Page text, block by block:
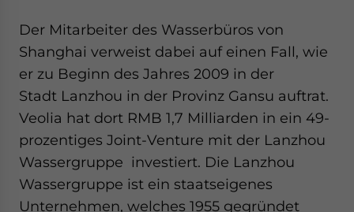
Der Mitarbeiter des Wasserbüros von
Shanghai verweist dabei auf einen Fall, wie
er zu Beginn des Jahres 2009 in der
Stadt Lanzhou in der Provinz Gansu auftrat.
Veolia hat dort RMB 1,7 Milliarden in ein 49-
prozentiges Joint-Venture mit der Lanzhou
Wassergruppe investiert. Die Lanzhou
Wassergruppe ist ein staatseigenes
Unternehmen, welches 1955 gegründet